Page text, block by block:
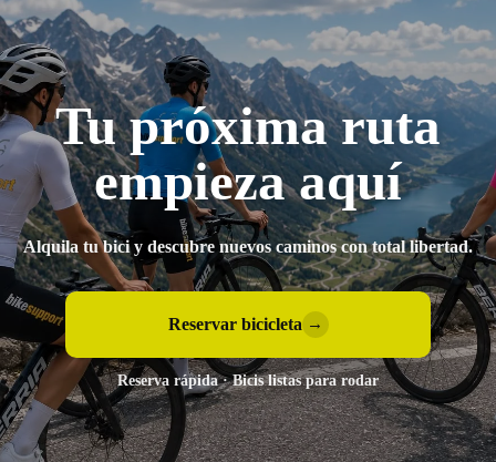
Tu próxima ruta
empieza aquí
Alquila tu bici y descubre nuevos caminos con total libertad.
Reservar bicicleta →
Reserva rápida · Bicis listas para rodar